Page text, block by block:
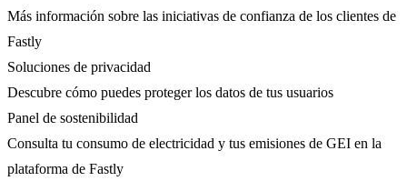
Más información sobre las iniciativas de confianza de los clientes de
Fastly
Soluciones de privacidad
Descubre cómo puedes proteger los datos de tus usuarios
Panel de sostenibilidad
Consulta tu consumo de electricidad y tus emisiones de GEI en la
plataforma de Fastly